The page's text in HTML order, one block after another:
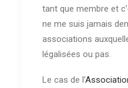
tant que membre et
ne me suis jamais
associations
légalisées ou pas.
Le cas de l’